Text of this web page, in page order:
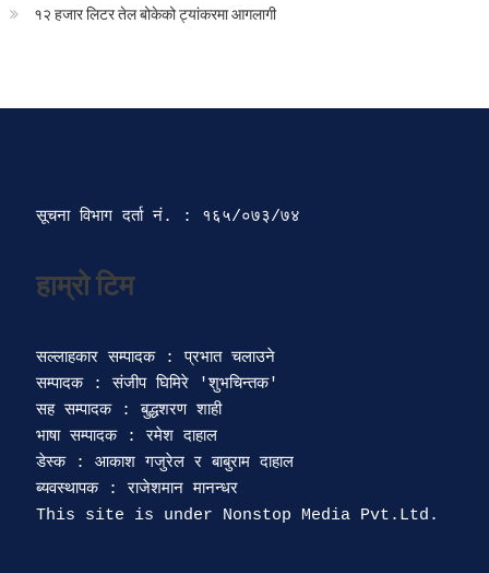
१२ हजार लिटर तेल बोकेको ट्यांकरमा आगलागी
सूचना विभाग दर्ता‍ नं. : १६५/०७३/७४
हाम्रो टिम
सल्लाहकार सम्पादक : प्रभात चलाउने
सम्पादक : संजीप घिमिरे 'शुभचिन्तक'
सह सम्पादक : बुद्धशरण शाही
भाषा सम्पादक : रमेश दाहाल
डेस्क : आकाश गजुरेल र बाबुराम दाहाल
ब्यवस्थापक : राजेशमान मानन्धर